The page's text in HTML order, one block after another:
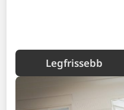
Legfrissebb